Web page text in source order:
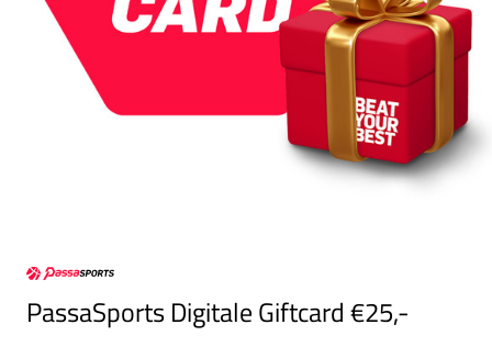
PassaSports Digitale Giftcard €25,-